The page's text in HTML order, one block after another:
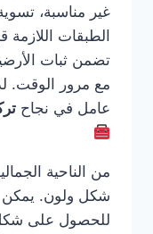
غير مناسبة،
الطبقات
تضمن ثبات
مع مرور الوقت.
عامل في نجاح
من الناحية
شكل ولون. يمكن
للحصول على شكل